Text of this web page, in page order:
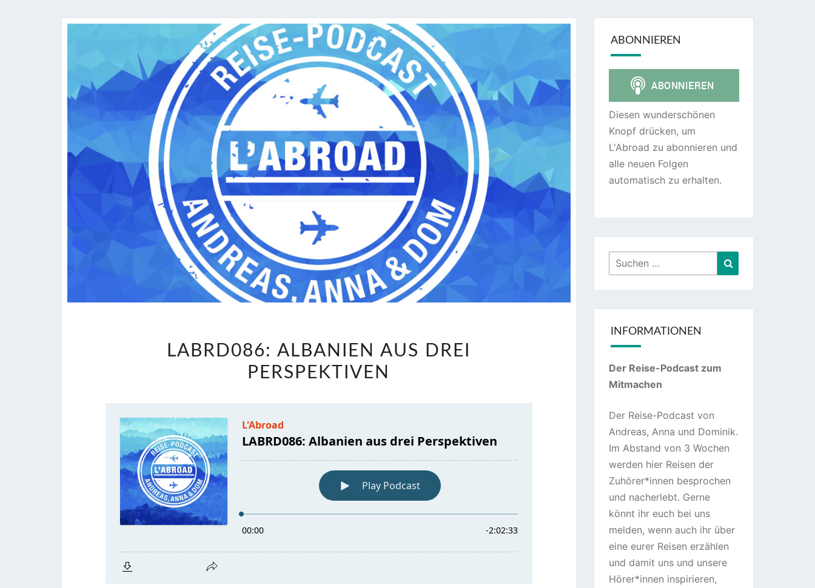
ALBANIEN
AUS
LABRD086: ALBANIEN AUS DREI
PERSPEKTIVEN
ABONNIEREN
Diesen wunderschönen
Knopf drücken, um
L'Abroad zu abonnieren und
alle neuen Folgen
automatisch zu erhalten.
Suchen
nach:
INFORMATIONEN
Der Reise-Podcast zum
Mitmachen
Der Reise-Podcast von
Andreas, Anna und Dominik.
Im Abstand von 3 Wochen
werden hier Reisen der
Zuhörer*innen besprochen
und nacherlebt. Gerne
könnt ihr euch bei uns
melden, wenn auch ihr über
eine eurer Reisen erzählen
und damit uns und unsere
Hörer*innen inspirieren,